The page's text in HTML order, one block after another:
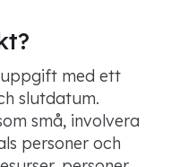
med ett
slutdatum.
små, involvera
personer och